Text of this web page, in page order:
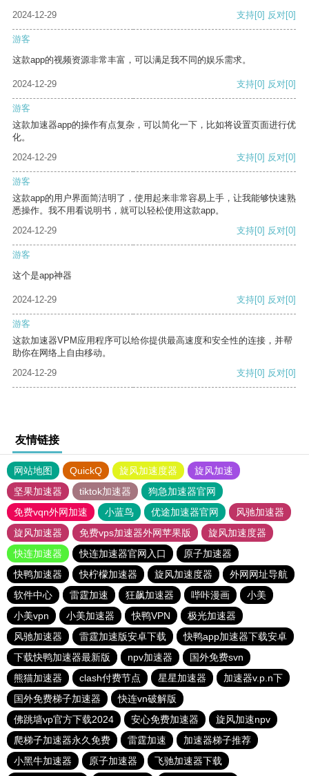
2024-12-29 支持[0] 反对[0]
游客
这款app的视频资源非常丰富，可以满足我不同的娱乐需求。
2024-12-29 支持[0] 反对[0]
游客
这款加速器app的操作有点复杂，可以简化一下，比如将设置页面进行优
化。
2024-12-29
支持[0] 反对[0]
游客
这款app的用户界面简洁明了，使用起来非常容易上手，让我能够快速熟
悉操作。我不用看说明书，就可以轻松使用这款app。
2024-12-29
支持[0] 反对[0]
游客
这个是app神器
2024-12-29 支持[0] 反对[0]
游客
这款加速器VPM应用程序可以给你提供最高速度和安全性的连接，并帮
助你在网络上自由移动。
2024-12-29
支持[0] 反对[0]
友情链接
网站地图 QuickQ 旋风加速度器
旋风加速
坚果加速器
tiktok加速器
狗急加速器官网
免费vqn外网加速
小蓝鸟 优途加速器官网
风驰加速器
旋风加速器
免费vps加速器外网苹果版
旋风加速度器
快连加速器
快连加速器官网入口
原子加速器
快鸭加速器
快柠檬加速器 旋风加速度器
外网网址导航
软件中心
雷霆加速 狂飙加速器 哔咔漫画
小美
小美vpn
小美加速器 快鸭VPN
极光加速器
风驰加速器
雷霆加速版安卓下载
快鸭app加速器下载安卓
下载快鸭加速器最新版
npv加速器
国外免费svn
熊猫加速器
clash付费节点 星星加速器
加速器v.p.n下
国外免费梯子加速器
快连vn破解版
佛跳墙vp官方下载2024
安心免费加速器
旋风加速npv
爬梯子加速器永久免费
雷霆加速
加速器梯子推荐
小黑牛加速器
原子加速器 飞驰加速器下载